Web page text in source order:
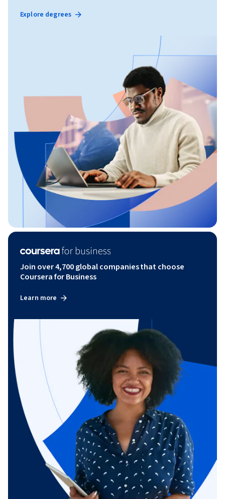
Explore degrees
Join over 4,700 global companies that choose
Coursera for Business
Learn more